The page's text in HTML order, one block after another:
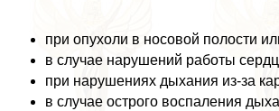
при опухоли в носовой полости
в случае нарушений работы
при нарушениях дыхания из-за
в случае острого воспаления